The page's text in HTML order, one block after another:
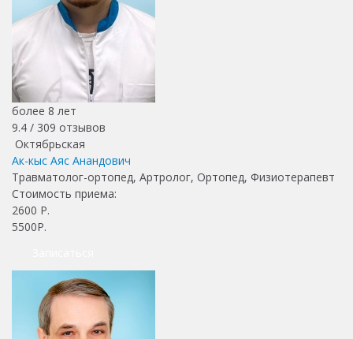
более 8 лет
9.4 / 309 отзывов
Октябрьская
Ак-кыс Аяс Анандович
Травматолог-ортопед, Артролог, Ортопед, Физиотерапевт
Стоимость приема:
2600 Р.
5500Р.